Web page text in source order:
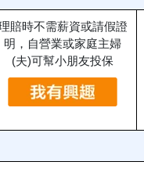
賠時不需薪資或請假證
明，自營業或家庭主婦
(夫)可幫小朋友投保